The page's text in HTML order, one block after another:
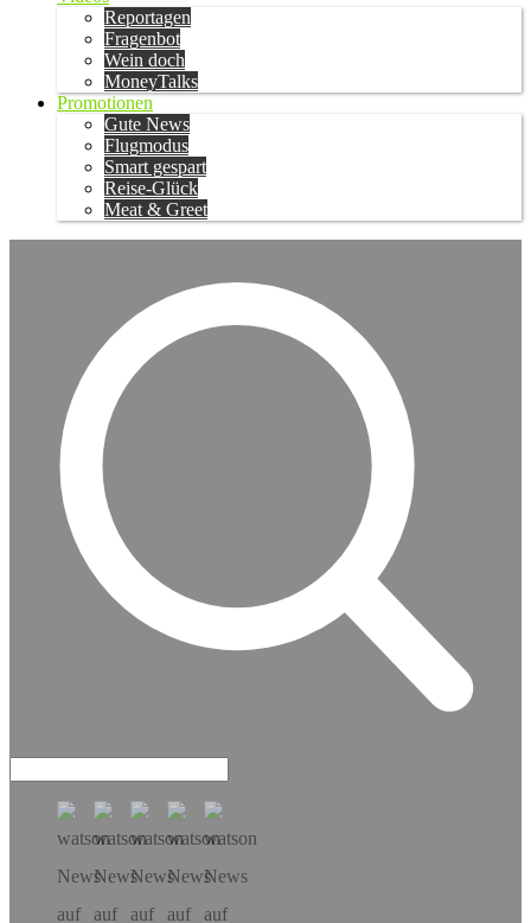
Reportagen
Fragenbot
Wein doch
MoneyTalks
Promotionen
Gute News
Flugmodus
Smart gespart
Reise-Glück
Meat & Greet